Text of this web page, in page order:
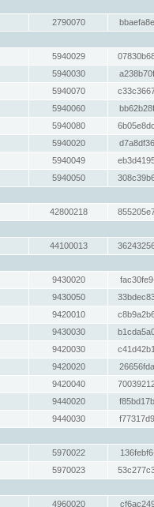
2790070
5940029
5940030
5940070
5940060
5940080
5940020
5940049
5940050
42800218
44100013
9430020
9430050
9420010
9430030
9420030
9420020
9420040
9440020
9440030
5970022
5970023
4960020